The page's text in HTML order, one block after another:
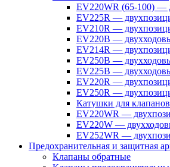
EV220WR (65-100) —
EV225R —
EV210R —
EV220B —
EV214R —
EV250B —
EV225B —
EV220R —
EV250R —
Катушки для
EV220WR —
EV220W —
EV252WR —
Предохранительная и защитная
Клапаны обратные